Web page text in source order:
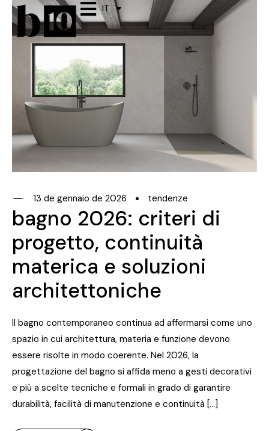
IT
ES
13 de gennaio de 2026 tendenze
bagno 2026: criteri di
progetto, continuità
materica e soluzioni
architettoniche
Il bagno contemporaneo continua ad affermarsi come uno
spazio in cui architettura, materia e funzione devono
essere risolte in modo coerente. Nel 2026, la
progettazione del bagno si affida meno a gesti decorativi
e più a scelte tecniche e formali in grado di garantire
durabilità, facilità di manutenzione e continuità […]